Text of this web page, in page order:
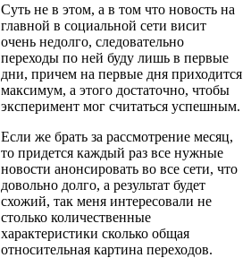
Суть не в этом, а в том что новость на
главной в социальной сети висит
очень недолго, следовательно
переходы по ней буду лишь в первые
дни, причем на первые дня приходится
максимум, а этого достаточно, чтобы
эксперимент мог считаться успешным.
Если же брать за рассмотрение месяц,
то придется каждый раз все нужные
новости анонсировать во все сети, что
довольно долго, а результат будет
схожий, так меня интересовали не
столько количественные
характеристики сколько общая
относительная картина переходов.